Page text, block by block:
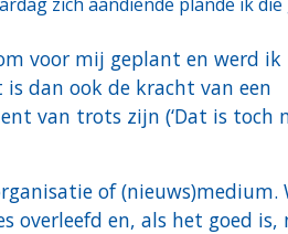
voor mij geplant en werd ik
dan ook de kracht van een
van trots zijn (‘Dat is toch
of (nieuws)medium.
overleefd en, als het goed is,